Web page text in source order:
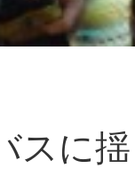
スに